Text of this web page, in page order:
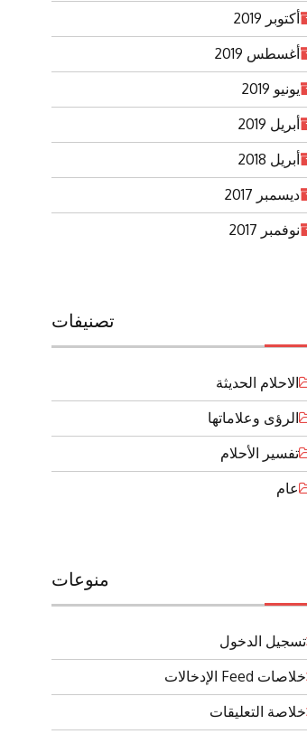
أكتوبر 2019
أغسطس 2019
يونيو 2019
أبريل 2019
أبريل 2018
ديسمبر 2017
نوفمبر 2017
تصنيفات
الاحلام الحديثة
الرؤى وعلاماتها
تفسير الأحلام
عام
منوعات
تسجيل الدخول
خلاصات Feed الإدخالات
خلاصة التعليقات